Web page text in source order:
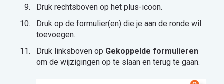
Druk rechtsboven op het plus-icoon.
Druk op de formulier(en) die je aan de ronde wil
toevoegen.
Druk linksboven op Gekoppelde formulieren
om de wijzigingen op te slaan en terug te gaan.